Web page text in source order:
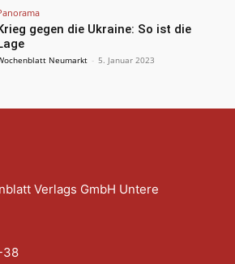
gegen die Ukraine: So ist die
Neumarkt - 5. Januar 2023
Verlags GmbH Untere
38